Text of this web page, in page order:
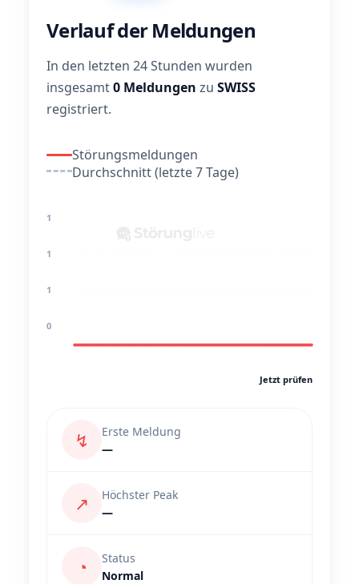
Verlauf der Meldungen
In den letzten 24 Stunden wurden
insgesamt0 Meldungen zu SWISS
registriert.
Störungsmeldungen
Durchschnitt (letzte 7 Tage)
1
1
1
0
Jetzt prüfen
↯
Erste Meldung
—
↗
Höchster Peak
—
◔
Status
Normal